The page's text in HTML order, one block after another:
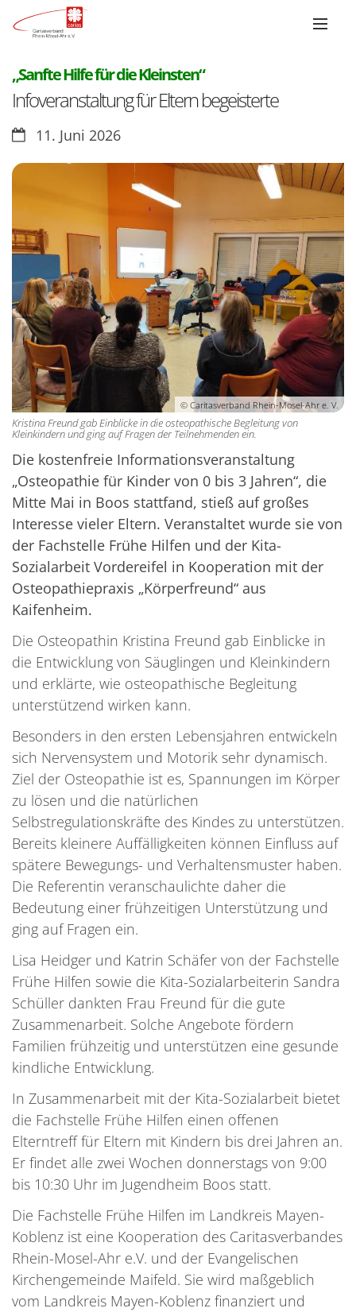
„Sanfte Hilfe für die Kleinsten“:
Infoveranstaltung für Eltern begeisterte
Datum:11. Juni 2026
© Caritasverband Rhein-Mosel-Ahr e. V.
Kristina Freund gab Einblicke in die osteopathische Begleitung von
Kleinkindern und ging auf Fragen der Teilnehmenden ein.
Die kostenfreie Informationsveranstaltung
„Osteopathie für Kinder von 0 bis 3 Jahren“, die
Mitte Mai in Boos stattfand, stieß auf großes
Interesse vieler Eltern. Veranstaltet wurde sie von
der Fachstelle Frühe Hilfen und der Kita-
Sozialarbeit Vordereifel in Kooperation mit der
Osteopathiepraxis „Körperfreund“ aus
Kaifenheim.
Die Osteopathin Kristina Freund gab Einblicke in
die Entwicklung von Säuglingen und Kleinkindern
und erklärte, wie osteopathische Begleitung
unterstützend wirken kann.
Besonders in den ersten Lebensjahren entwickeln
sich Nervensystem und Motorik sehr dynamisch.
Ziel der Osteopathie ist es, Spannungen im Körper
zu lösen und die natürlichen
Selbstregulationskräfte des Kindes zu unterstützen.
Bereits kleinere Auffälligkeiten können Einfluss auf
spätere Bewegungs- und Verhaltensmuster haben.
Die Referentin veranschaulichte daher die
Bedeutung einer frühzeitigen Unterstützung und
ging auf Fragen ein.
Lisa Heidger und Katrin Schäfer von der Fachstelle
Frühe Hilfen sowie die Kita-Sozialarbeiterin Sandra
Schüller dankten Frau Freund für die gute
Zusammenarbeit. Solche Angebote fördern
Familien frühzeitig und unterstützen eine gesunde
kindliche Entwicklung.
In Zusammenarbeit mit der Kita-Sozialarbeit bietet
die Fachstelle Frühe Hilfen einen offenen
Elterntreff für Eltern mit Kindern bis drei Jahren an.
Er findet alle zwei Wochen donnerstags von 9:00
bis 10:30 Uhr im Jugendheim Boos statt.
Die Fachstelle Frühe Hilfen im Landkreis Mayen-
Koblenz ist eine Kooperation des Caritasverbandes
Rhein-Mosel-Ahr e.V. und der Evangelischen
Kirchengemeinde Maifeld. Sie wird maßgeblich
vom Landkreis Mayen-Koblenz finanziert und